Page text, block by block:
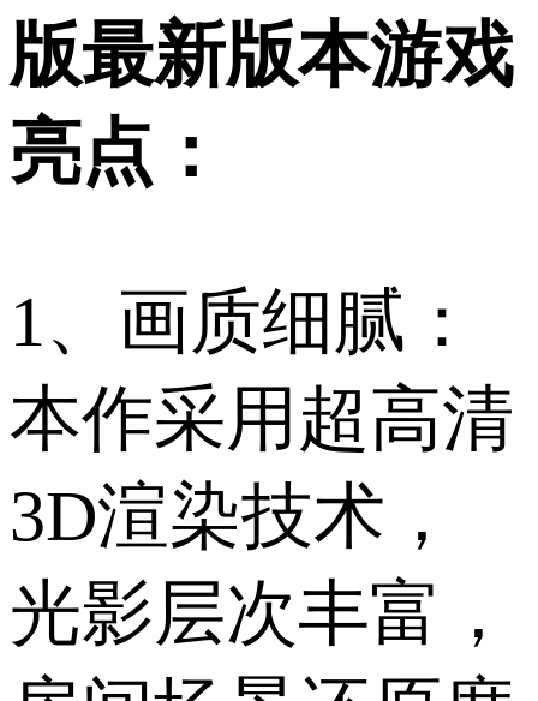
版最新版本游戏
亮点：
1、画质细腻：
本作采用超高清
3D渲染技术，
光影层次丰富，